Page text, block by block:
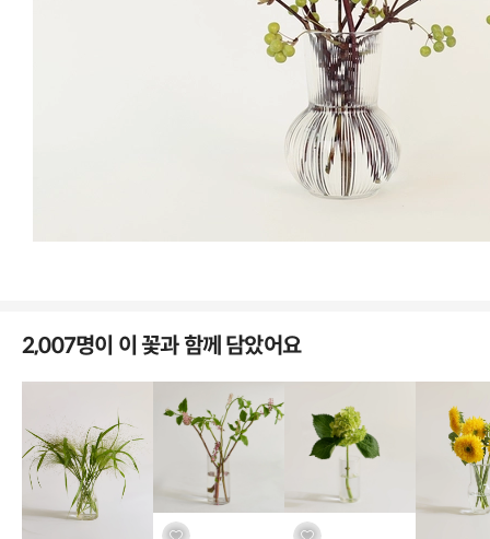
집안이 너무 화사해집니다~색색의 해바라기가 너무 이뻐요
2,007명이 이 꽃과 함께 담았어요